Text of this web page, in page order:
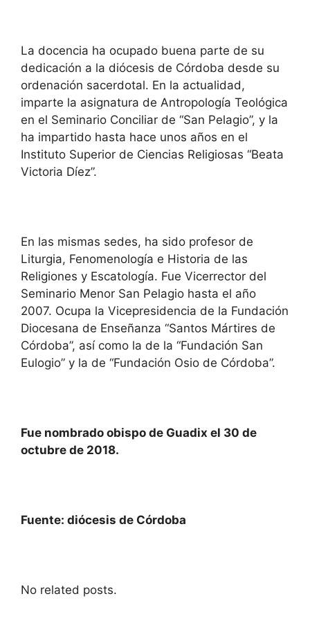
La docencia ha ocupado buena parte de su
dedicación a la diócesis de Córdoba desde su
ordenación sacerdotal. En la actualidad,
imparte la asignatura de Antropología Teológica
en el Seminario Conciliar de “San Pelagio”, y la
ha impartido hasta hace unos años en el
Instituto Superior de Ciencias Religiosas “Beata
Victoria Díez”.
En las mismas sedes, ha sido profesor de
Liturgia, Fenomenología e Historia de las
Religiones y Escatología. Fue Vicerrector del
Seminario Menor San Pelagio hasta el año
2007. Ocupa la Vicepresidencia de la Fundación
Diocesana de Enseñanza “Santos Mártires de
Córdoba”, así como la de la “Fundación San
Eulogio” y la de “Fundación Osio de Córdoba”.
Fue nombrado obispo de Guadix el 30 de
octubre de 2018.
Fuente: diócesis de Córdoba
No related posts.